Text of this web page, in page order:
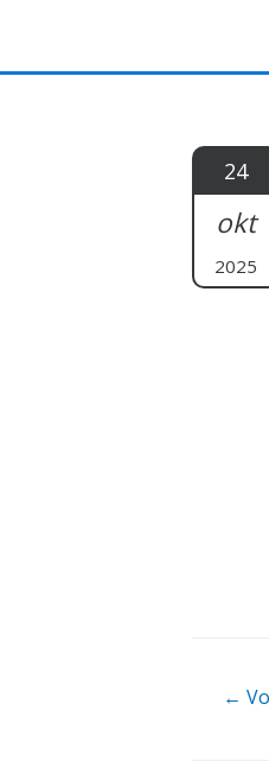
inhoud
24
okt
2025
←